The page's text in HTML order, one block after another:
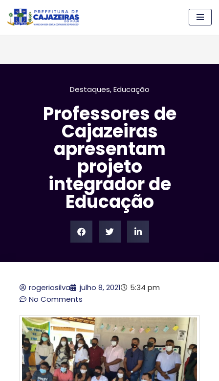
Pular
para
Destaques,Educação
Professores de
Cajazeiras
apresentam
projeto
integrador de
Educação
rogeriosilva julho 8, 2021
5:34 pm
No Comments